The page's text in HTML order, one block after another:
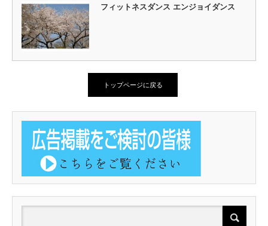
フィットネスダンス エンジョイダンス
トップページに戻る